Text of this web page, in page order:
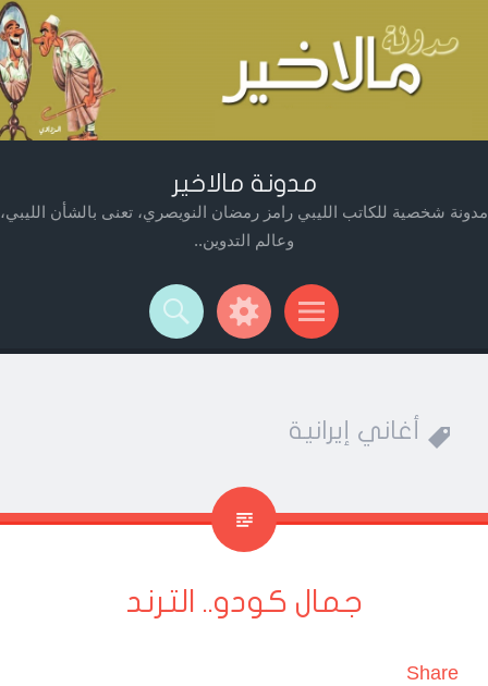
مدونة مالاخير
مدونة شخصية للكاتب الليبي رامز رمضان النويصري، تعنى بالشأن الليبي،
وعالم التدوين..
Menu
Widgets
Search
أغاني إيرانية
جمال كودو.. الترند
Share